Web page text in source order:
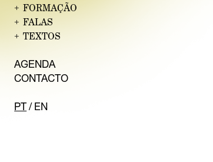
+ FORMAÇÃO
+ FALAS
+ TEXTOS
AGENDA
CONTACTO
PT / EN